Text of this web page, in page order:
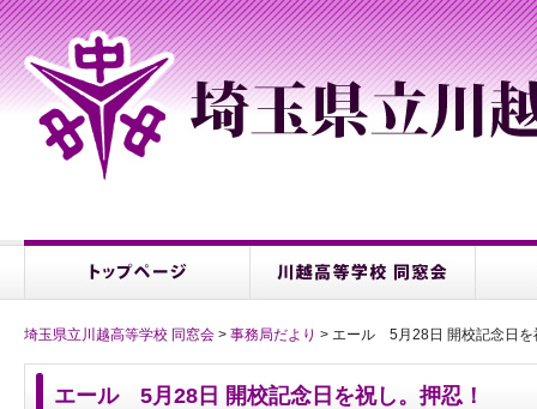
埼玉県立川越高等学校 同窓会 > 事務局だより > エール 5月28日 開校記念日を
エール 5月28日 開校記念日を祝し。押忍！